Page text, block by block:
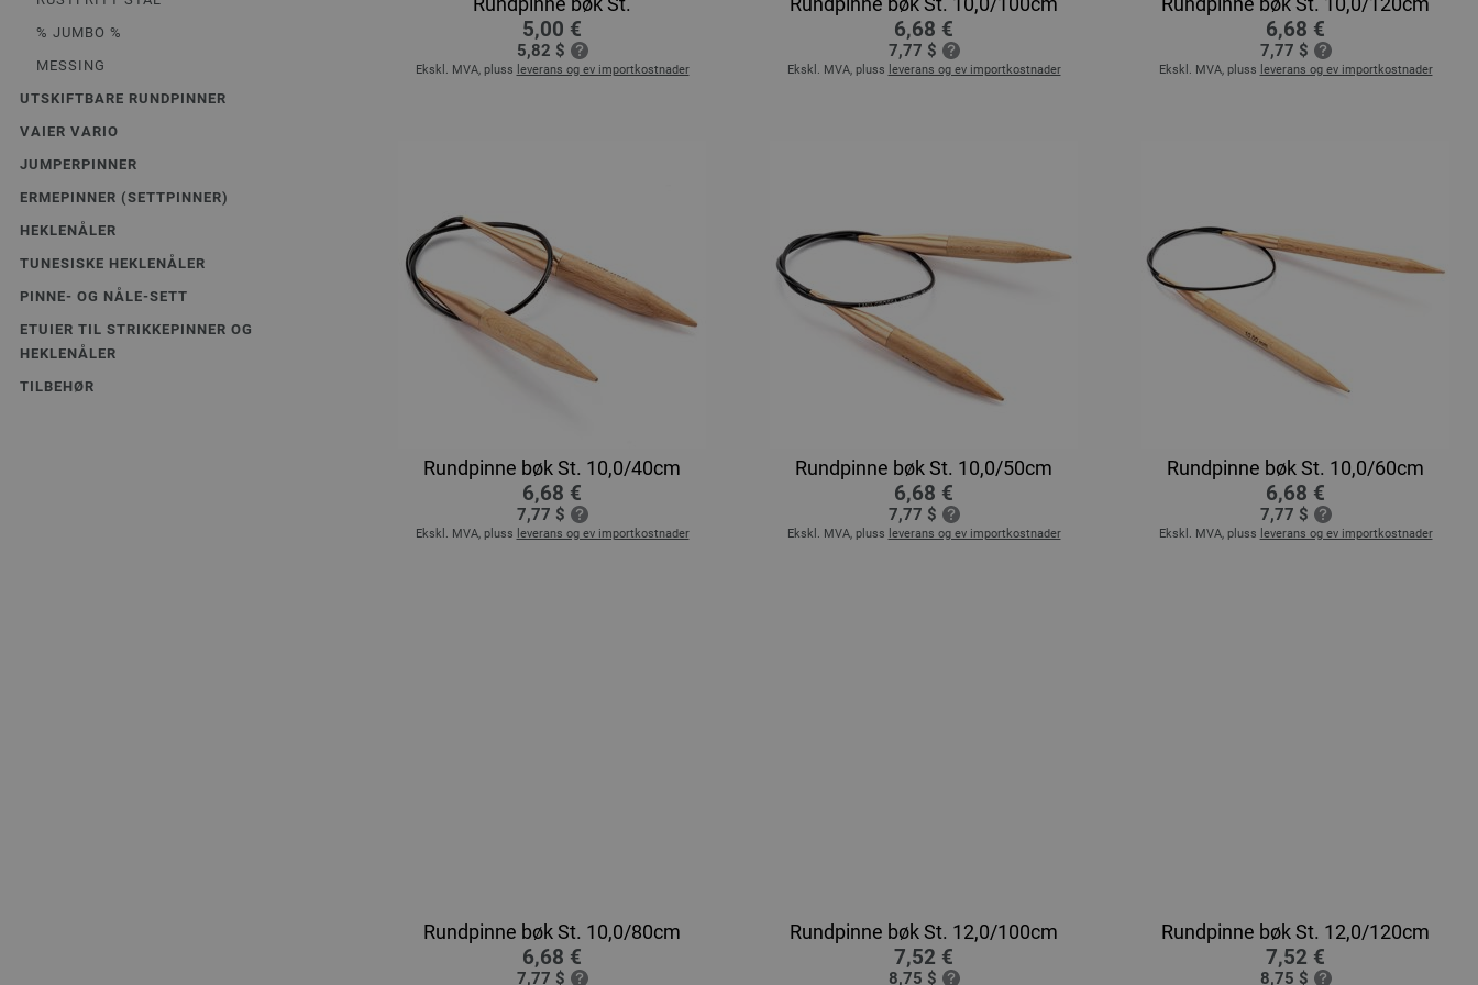
% JUMBO %
MESSING
UTSKIFTBARE RUNDPINNER
VAIER VARIO
JUMPERPINNER
ERMEPINNER (SETTPINNER)
HEKLENÅLER
TUNESISKE HEKLENÅLER
PINNE- OG NÅLE-SETT
ETUIER TIL STRIKKEPINNER OG
HEKLENÅLER
TILBEHØR
5,00 €
5,82 $
Ekskl. MVA, pluss leverans og ev importkostnader
6,68 €
7,77 $
Ekskl. MVA, pluss leverans og ev importkostnader
6,68 €
7,77 $
Ekskl. MVA, pluss leverans og ev importkostnader
Rundpinne bøk St. 10,0/40cm
6,68 €
7,77 $
Ekskl. MVA, pluss leverans og ev importkostnader
Rundpinne bøk St. 10,0/50cm
6,68 €
7,77 $
Ekskl. MVA, pluss leverans og ev importkostnader
Rundpinne bøk St. 10,0/60cm
6,68 €
7,77 $
Ekskl. MVA, pluss leverans og ev importkostnader
Rundpinne bøk St. 10,0/80cm
6,68 €
7,77 $
Rundpinne bøk St. 12,0/100cm
7,52 €
8,75 $
Rundpinne bøk St. 12,0/120cm
7,52 €
8,75 $